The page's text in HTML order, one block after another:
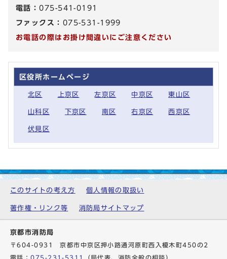
電話：075-541-0191
ファックス： 075-531-1999
お電話の際はお掛け間違いにご注意ください
区役所ホームページ
北区 上京区 左京区 中京区 東山区
山科区 下京区 南区 右京区 西京区
伏見区
このサイトの考え方 個人情報の取扱い
著作権・リンク等 消防局サイトマップ
京都市消防局
〒604-0931 京都市中京区押小路通河原町西入榎木町450の2
電話：075-231-5311 （局代表、消防全般の相談）